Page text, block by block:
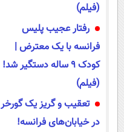
(فیلم)
رفتار عجیب پلیس
فرانسه با یک معترض |
کودک ۹ ساله دستگیر شد!
(فیلم)
تعقیب‌ و گریز یک گورخر
در خیابان‌‌های فرانسه!